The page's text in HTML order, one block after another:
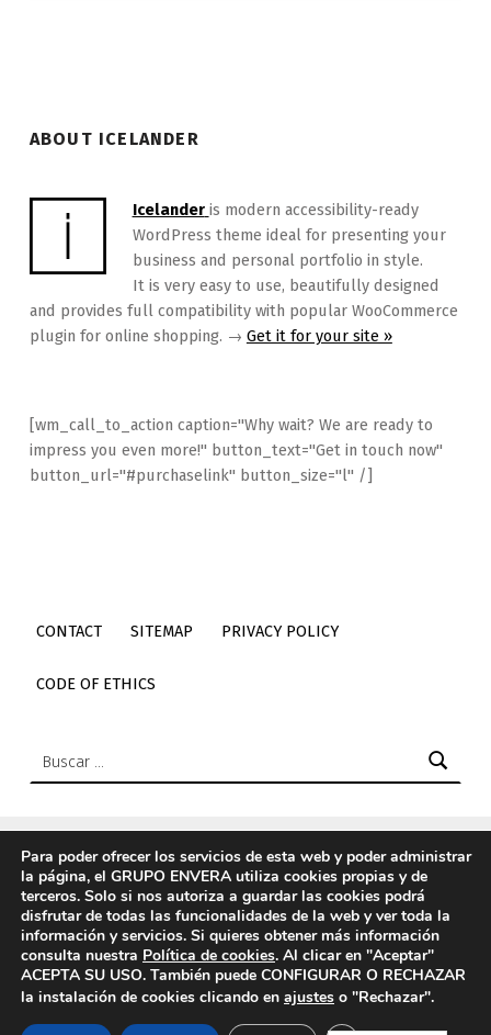
ABOUT ICELANDER
Icelander is modern accessibility-ready
WordPress theme ideal for presenting your
business and personal portfolio in style.
It is very easy to use, beautifully designed
and provides full compatibility with popular WooCommerce
plugin for online shopping. → Get it for your site »
[wm_call_to_action caption="Why wait? We are ready to
impress you even more!" button_text="Get in touch now"
button_url="#purchaselink" button_size="l" /]
CONTACT SITEMAP PRIVACY POLICY
CODE OF ETHICS
© 2026Envera |UsingIcelander WordPresstheme.|Back
to top ↑
Enlace a Twitter de enveraEnlace a Youtube de enveraWebMan Design videos on VimeoEnlace a LinkedIn de enveraEnlace a Instagram de enveraEnlace a TikTok de enveraElemento del menú Back to top ↑
Para poder ofrecer los servicios de esta web y poder administrar
la página, el GRUPO ENVERA utiliza cookies propias y de
terceros. Solo si nos autoriza a guardar las cookies podrá
disfrutar de todas las funcionalidades de la web y ver toda la
información y servicios. Si quieres obtener más información
consulta nuestra Política de cookies. Al clicar en "Aceptar"
ACEPTA SU USO. También puede CONFIGURAR O RECHAZAR
la instalación de cookies clicando en ajustes o "Rechazar".